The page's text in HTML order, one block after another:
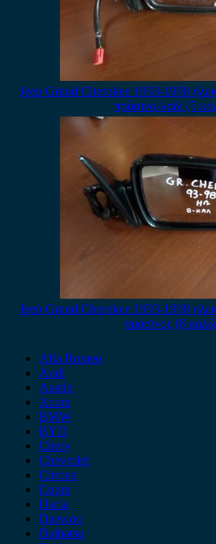
Jeep Grand Cherokee 1993-1998
πράσινο-λαδί (5
Jeep Grand Cherokee 1993-1998
πράσινος (8
Alfa Romeo
Audi
Austin
Acura
BMW
BYD
Chery
Chevrolet
Citroen
Cupra
Dacia
Daewoo
Daihatsu